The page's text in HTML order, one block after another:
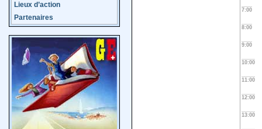
Lieux d’action
Partenaires
7:00
8:00
9:00
10:00
11:00
12:00
13:00